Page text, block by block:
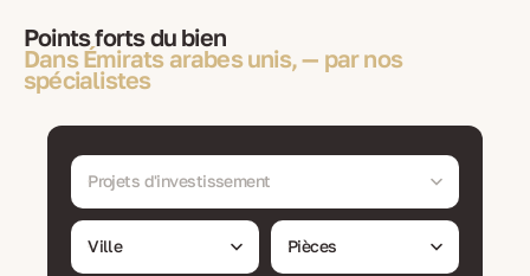
Points forts du bien
Dans Émirats arabes unis, — par nos
spécialistes
Projets d'investissement
Ville Pièces